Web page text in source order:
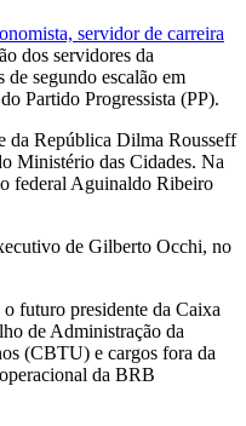
servidor de carreira
dos servidores da
segundo escalão em
Partido Progressista (PP).
da República Dilma Rousseff
Ministério das Cidades. Na
federal Aguinaldo Ribeiro
de Gilberto Occhi, no
futuro presidente da Caixa
de Administração da
(CBTU) e cargos fora da
da BRB